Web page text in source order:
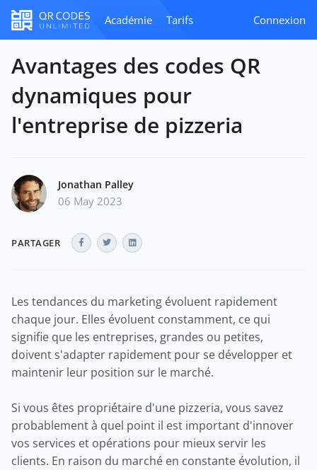
Académie Tarifs Connexion
Avantages des codes QR
dynamiques pour
l'entreprise de pizzeria
Jonathan Palley
06 May 2023
PARTAGER
Les tendances du marketing évoluent rapidement
chaque jour. Elles évoluent constamment, ce qui
signifie que les entreprises, grandes ou petites,
doivent s'adapter rapidement pour se développer et
maintenir leur position sur le marché.
Si vous êtes propriétaire d'une pizzeria, vous savez
probablement à quel point il est important d'innover
vos services et opérations pour mieux servir les
clients. En raison du marché en constante évolution, il